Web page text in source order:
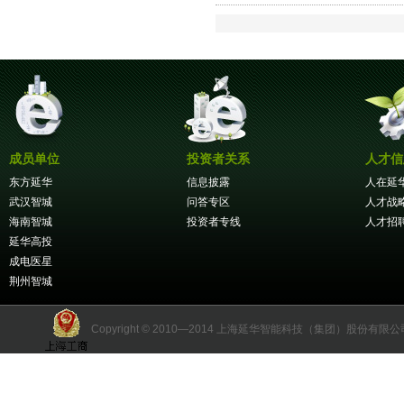
成员单位
东方延华
武汉智城
海南智城
延华高投
成电医星
荆州智城
投资者关系
信息披露
问答专区
投资者专线
人才
人在延
人才战
人才招
Copyright © 2010—2014 上海延华智能科技（集团）股份有限